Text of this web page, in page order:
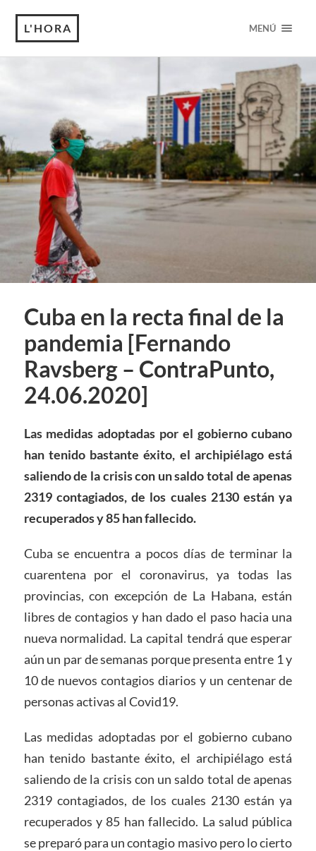
L'HORA MENÚ
Cuba en la recta final de la
pandemia [Fernando
Ravsberg – ContraPunto,
24.06.2020]
Las medidas adoptadas por el gobierno cubano
han tenido bastante éxito, el archipiélago está
saliendo de la crisis con un saldo total de apenas
2319 contagiados, de los cuales 2130 están ya
recuperados y 85 han fallecido.
Cuba se encuentra a pocos días de terminar la
cuarentena por el coronavirus, ya todas las
provincias, con excepción de La Habana, están
libres de contagios y han dado el paso hacia una
nueva normalidad. La capital tendrá que esperar
aún un par de semanas porque presenta entre 1 y
10 de nuevos contagios diarios y un centenar de
personas activas al Covid19.
Las medidas adoptadas por el gobierno cubano
han tenido bastante éxito, el archipiélago está
saliendo de la crisis con un saldo total de apenas
2319 contagiados, de los cuales 2130 están ya
recuperados y 85 han fallecido. La salud pública
se preparó para un contagio masivo pero lo cierto